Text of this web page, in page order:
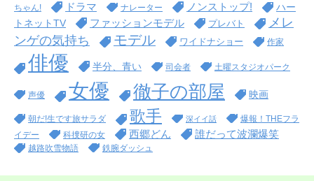
ちゃん!
ドラマ ナレーター ノンストップ!
ハー
トネットTV
ファッションモデル プレバト
メレ
ンゲの気持ち
モデル ワイドナショー 作家
俳優 半分、青い 司会者 土曜スタジオパーク
声優 女優 徹子の部屋 映画
朝だ!生です旅サラダ 歌手 深イイ話
爆報！THEフラ
イデー
科捜研の女 西郷どん 誰だって波瀾爆笑
越路吹雪物語 鉄腕ダッシュ